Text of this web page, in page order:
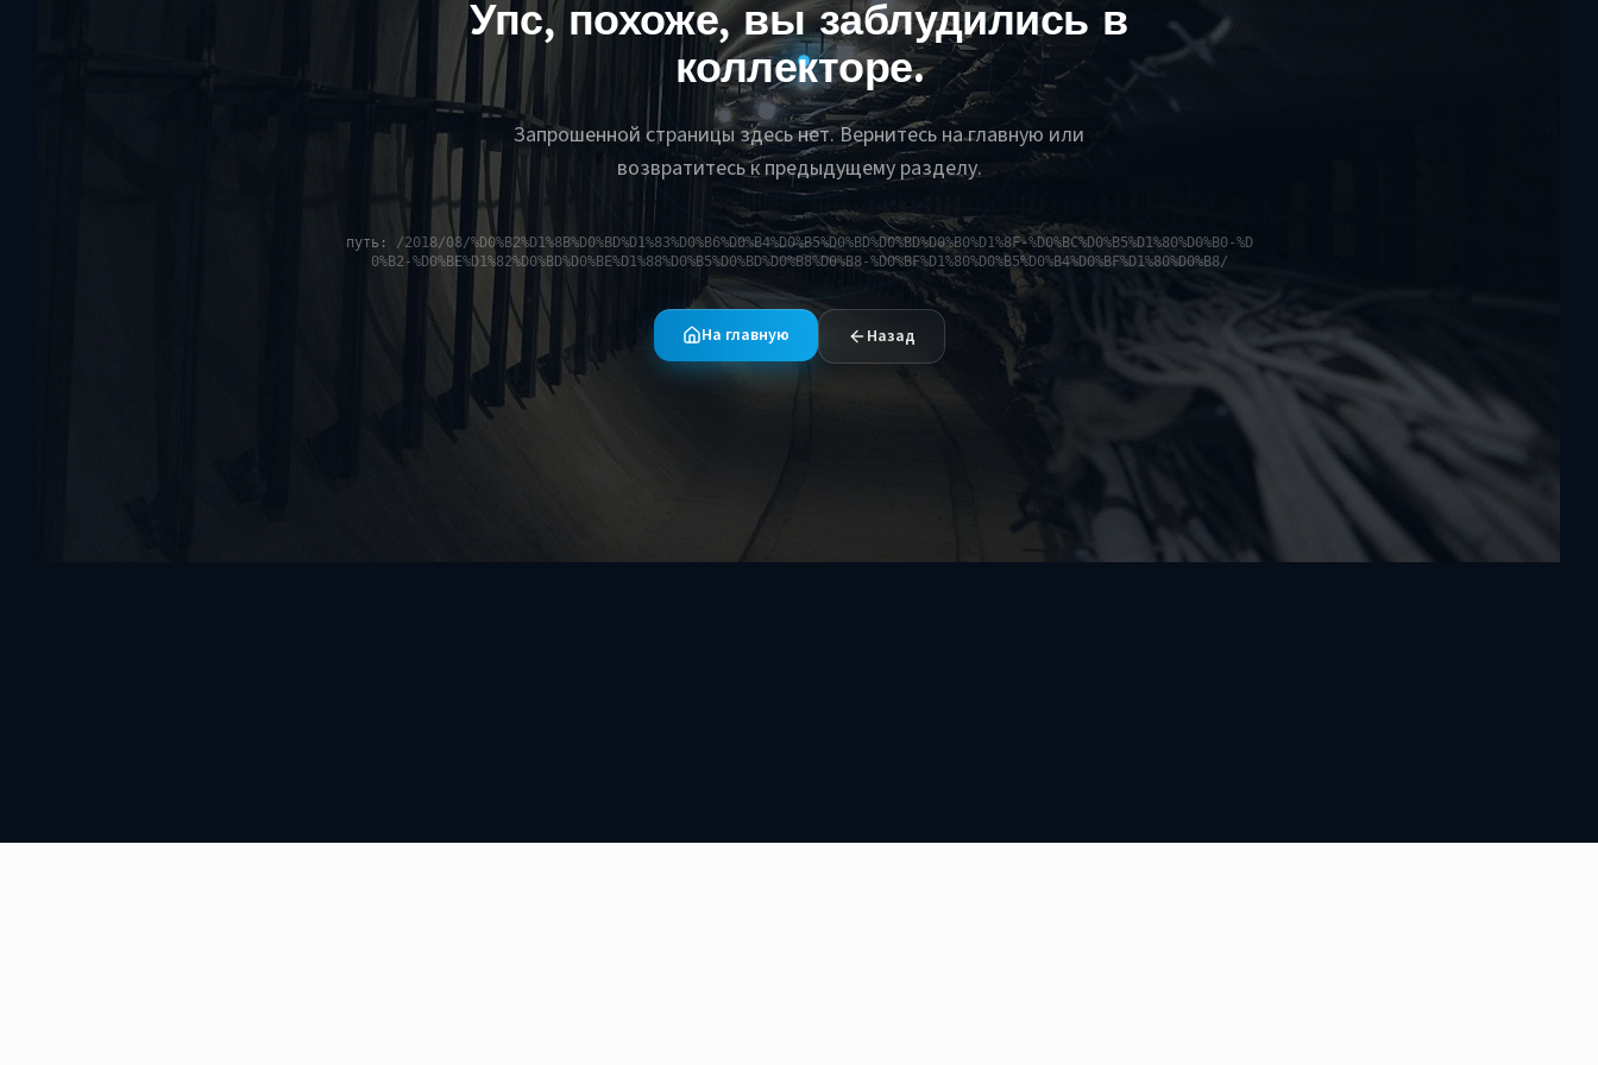
Упс, похоже, вы заблудились в
коллекторе.
Запрошенной страницы здесь нет. Вернитесь на главную или
возвратитесь к предыдущему разделу.
путь:
/2018/08/%D0%B2%D1%8B%D0%BD%D1%83%D0%B6%D0%B4%D0%B5%D0%BD%D0%BD%D0%B0%D1%8F-%D0%BC%D0%B5%D1%80%D0%B0-%D
0%B2-%D0%BE%D1%82%D0%BD%D0%BE%D1%88%D0%B5%D0%BD%D0%B8%D0%B8-%D0%BF%D1%80%D0%B5%D0%B4%D0%BF%D1%80%D0%B8/
На главную Назад